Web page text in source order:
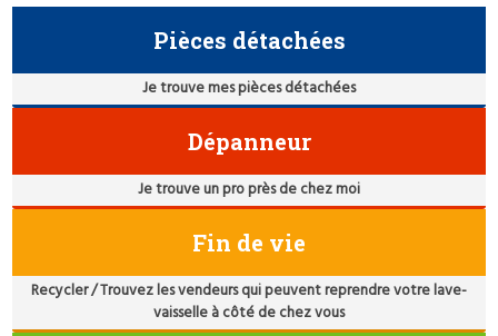
Pièces détachées
Je trouve mes pièces détachées
Dépanneur
Je trouve un pro près de chez moi
Fin de vie
Recycler / Trouvez les vendeurs qui peuvent reprendre votre lave-
vaisselle à côté de chez vous